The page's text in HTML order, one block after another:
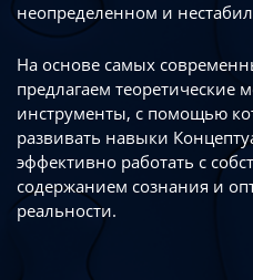
неопределенном и
На основе самых
предлагаем теоретические
инструменты, с помощью
развивать навыки
эффективно работать с
содержанием сознания и
реальности.